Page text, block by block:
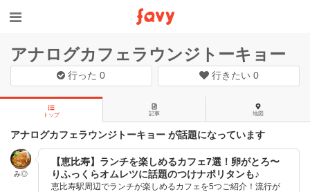
アナログカフェラウンジトーキョー
行った0 行きたい 0
トップ 記事 地図
アナログカフェラウンジトーキョー が話題になっています
み◎
【恵比寿】ランチを楽しめるカフェ7選！卵がとろ〜
りふっくらオムレツに話題のつけナポリタンも♪
恵比寿駅周辺でランチが楽しめるカフェを5つご紹介！流行が